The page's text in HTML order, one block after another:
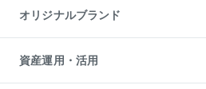
アパート経営
収益物件
ビル購入（ビル一棟）
投資用不動産の売却査定
事業用不動産の売却査定
マンションライブラリー
人気マンションランキング
暮らしに役立つ不動産メディア
不動産相場・不動産価格情報
オリジナルブランド
一棟リノベーションマンション
L`GENTE（ルジェンテ）
区分リノベーションマンション
資産運用・活用